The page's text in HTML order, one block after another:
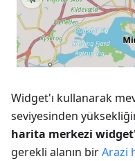
Widget'ı kullanarak
seviyesinden
harita merkezi
gerekli alanın birArazi